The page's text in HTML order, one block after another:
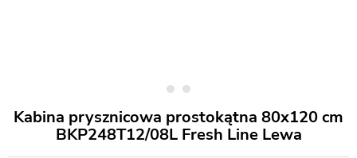
Kabina prysznicowa prostokątna 80x120 cm
BKP248T12/08L Fresh Line Lewa